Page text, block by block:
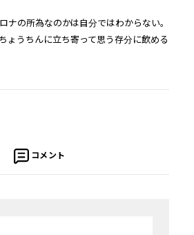
ナの所為なのかは自分ではわからない。
ょうちんに立ち寄って思う存分に飲める
コメント